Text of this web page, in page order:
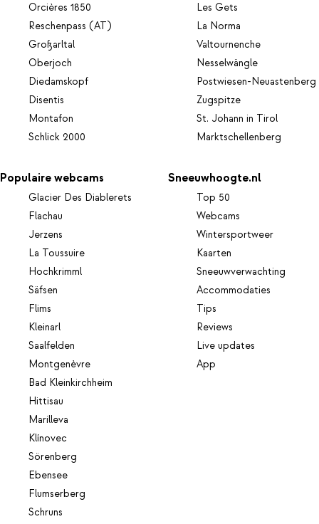
Orcières 1850
Reschenpass (AT)
Großarltal
Oberjoch
Diedamskopf
Disentis
Montafon
Schlick 2000
Les Gets
La Norma
Valtournenche
Nesselwängle
Postwiesen-Neuastenberg
Zugspitze
St. Johann in Tirol
Marktschellenberg
Populaire webcams
Glacier Des Diablerets
Flachau
Jerzens
La Toussuire
Hochkrimml
Säfsen
Flims
Kleinarl
Saalfelden
Montgenèvre
Bad Kleinkirchheim
Hittisau
Marilleva
Klínovec
Sörenberg
Ebensee
Flumserberg
Schruns
Sneeuwhoogte.nl
Top 50
Webcams
Wintersportweer
Kaarten
Sneeuwverwachting
Accommodaties
Tips
Reviews
Live updates
App